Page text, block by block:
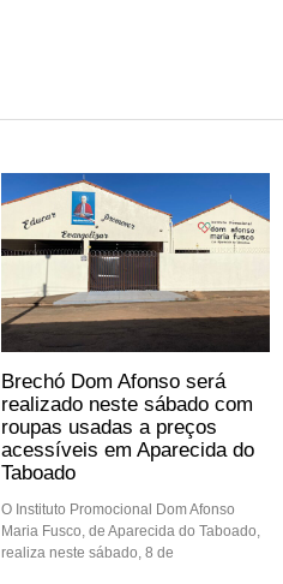
Brechó Dom Afonso será
realizado neste sábado com
roupas usadas a preços
acessíveis em Aparecida do
Taboado
O Instituto Promocional Dom Afonso
Maria Fusco, de Aparecida do Taboado,
realiza neste sábado, 8 de